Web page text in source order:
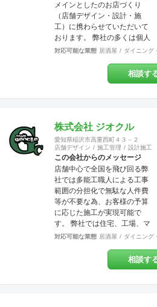
メインとしたのお店づくり
（店舗デザイン・設計・施
工）に携わらせていただいて
おります。 弊社の多くは個人
店や少数店舗展開のお客様な
る店づくり」をモットーにし
ています。 それはデザイン優
地元に愛されるお店」を一緒
に作りましょう！ということ
です。大抵のお店は近隣のリ
ピーターで売上が支えられて
いるのですから大事なポイン
トだと思いませんか？ また個
人事業主にとって内装工事費
が大変な負担だということは
重々承知しております。コス
ト面でも最大限のご協力を
日々心がけております。ご気
いお料理・最高のサービス・
素敵な品揃えに自信あり！そ
対応可能な業態 居酒屋 ダイニング
相談す
株式会社 ジオクル
愛知県稲沢市高重西町４３－２
店舗デザイン
施工管理 設計施工
この会社からのメッセージ
店舗中心で全国を飛び回る弊
社では多能工職人による工事
範囲の分担化で無駄な人件費
等が不要な為、お客様の予算
に応じた施工が実現可能で
す。 弊社では住宅、工場、マ
ンション、店舗に渡り様々な
提案力があります。 これまで
には200万〜700万程の開きで
対応可能な業態 居酒屋 ダイニング
相談す